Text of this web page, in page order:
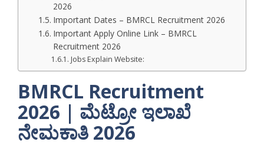
2026
Important Dates – BMRCL Recruitment 2026
Important Apply Online Link – BMRCL
Recruitment 2026
Jobs Explain Website:
BMRCL Recruitment
2026 | ಮೆಟ್ರೋ ಇಲಾಖೆ
ನೇಮಕಾತಿ 2026